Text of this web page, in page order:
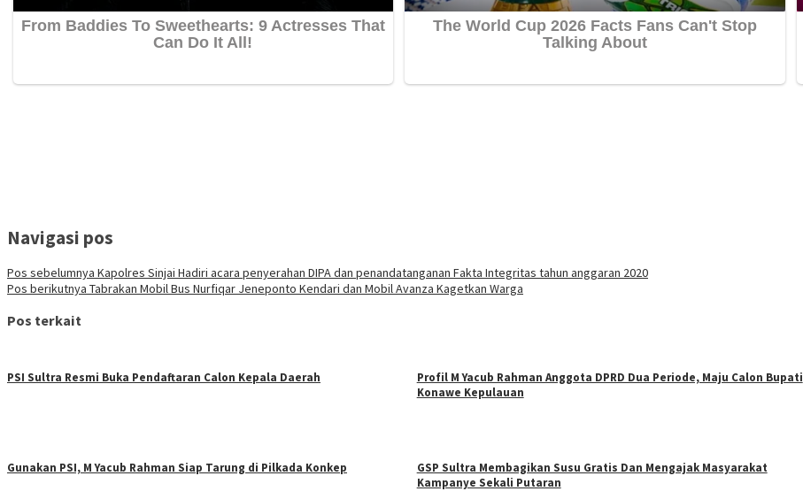
Navigasi pos
Pos sebelumnya Kapolres Sinjai Hadiri acara penyerahan DIPA dan penandatanganan Fakta Integritas tahun anggaran 2020
Pos berikutnya Tabrakan Mobil Bus Nurfiqar Jeneponto Kendari dan Mobil Avanza Kagetkan Warga
Pos terkait
PSI Sultra Resmi Buka Pendaftaran Calon Kepala Daerah
Profil M Yacub Rahman Anggota DPRD Dua Periode, Maju Calon Bupati
Konawe Kepulauan
Gunakan PSI, M Yacub Rahman Siap Tarung di Pilkada Konkep
GSP Sultra Membagikan Susu Gratis Dan Mengajak Masyarakat
Kampanye Sekali Putaran